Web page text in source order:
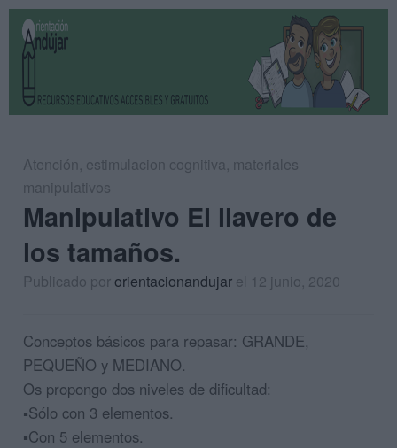
Atención, estimulacion cognitiva, materiales
manipulativos
Manipulativo El llavero de
los tamaños.
Publicado pororientacionandujar el 12 junio, 2020
Conceptos básicos para repasar: GRANDE,
PEQUEÑO y MEDIANO.
Os propongo dos niveles de dificultad:
▪️Sólo con 3 elementos.
▪️Con 5 elementos.